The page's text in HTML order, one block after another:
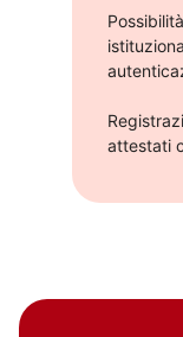
attestati